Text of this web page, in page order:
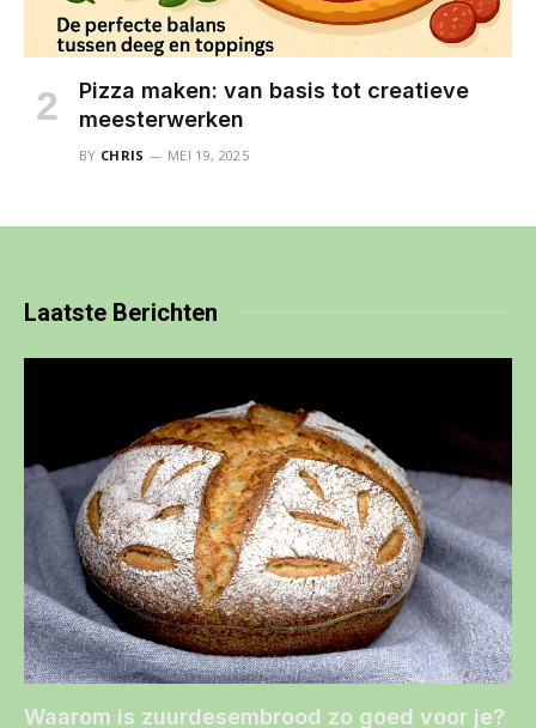
Pizza maken: van basis tot creatieve
meesterwerken
BY CHRIS MEI 19, 2025
Laatste Berichten
Waarom is zuurdesembrood zo goed voor je?